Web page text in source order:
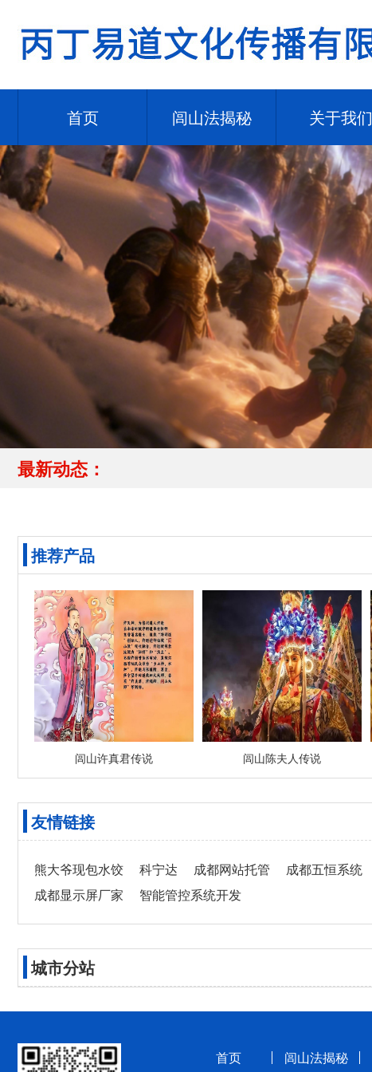
首页 闾山法揭秘 关于我们
最新动态：
推荐产品
闾山许真君传说 闾山陈夫人传说
友情链接
熊大爷现包水饺 科宁达 成都网站托管 成都五恒系统
成都显示屏厂家
智能管控系统开发
城市分站
首页 闾山法揭秘